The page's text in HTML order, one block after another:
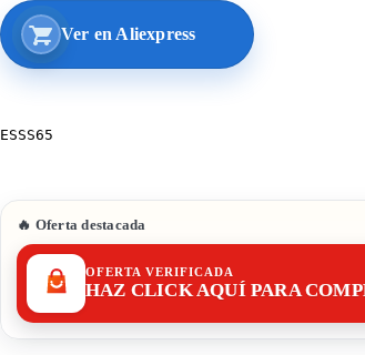
Ver en Aliexpress
ESSS65
🔥 Oferta destacada
OFERTA VERIFICADA
HAZ CLICK AQUÍ PARA